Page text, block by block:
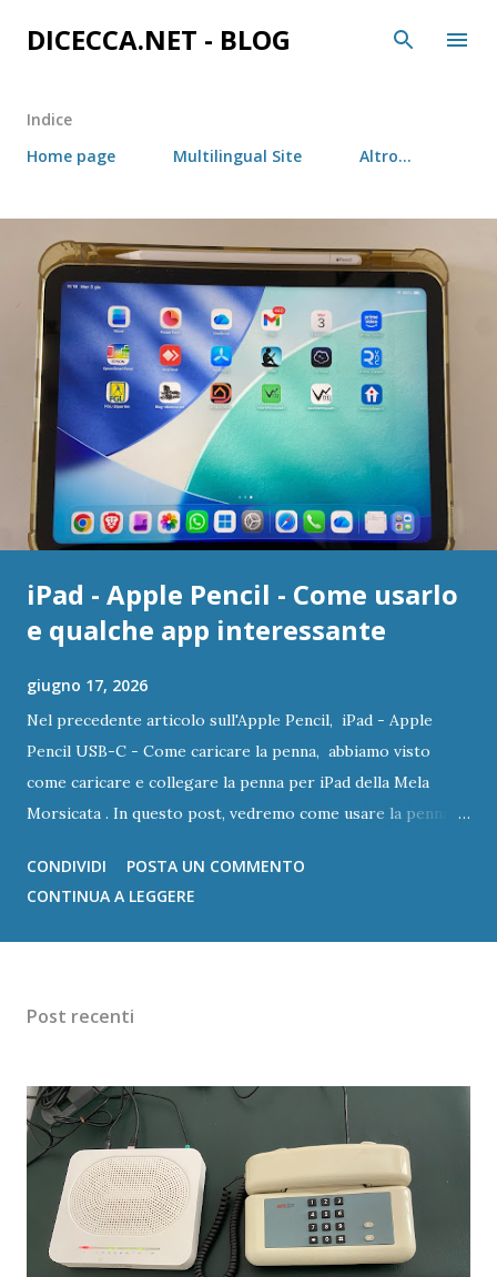
Passa ai contenuti principali
DICECCA.NET - BLOG
Indice
Home page
Multilingual Site Altro…
iPad - Apple Pencil - Come usarlo
e qualche app interessante
giugno 17, 2026
Nel precedente articolo sull'Apple Pencil, iPad - Apple
Pencil USB-C - Come caricare la penna, abbiamo visto
come caricare e collegare la penna per iPad della Mela
Morsicata . In questo post, vedremo come usare la penna e
CONDIVIDI
POSTA UN COMMENTO
CONTINUA A LEGGERE
Post recenti